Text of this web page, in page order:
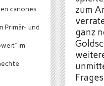
zum
ganz
canones
Primär- und
im